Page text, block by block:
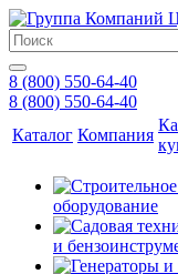
8 (800) 550-64-40
8 (800) 550-64-40
Каталог Компания
оборудование
и